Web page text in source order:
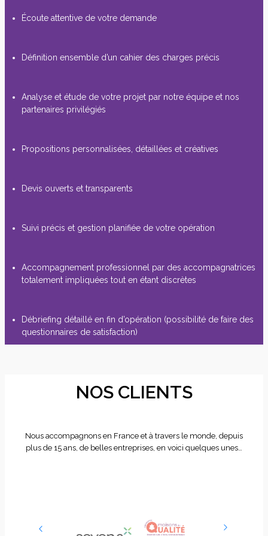
Écoute attentive de votre demande
Définition ensemble d’un cahier des charges précis
Analyse et étude de votre projet par notre équipe et nos
partenaires privilégiés
Propositions personnalisées, détaillées et créatives
Devis ouverts et transparents
Suivi précis et gestion planifiée de votre opération
Accompagnement professionnel par des accompagnatrices
totalement impliquées tout en étant discrètes
Débriefing détaillé en fin d’opération (possibilité de faire des
questionnaires de satisfaction)
NOS CLIENTS
Nous accompagnons en France et à travers le monde, depuis
plus de 15 ans, de belles entreprises, en voici quelques unes…